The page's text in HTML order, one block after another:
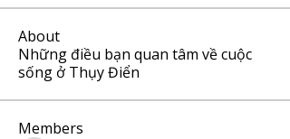
About
Những điều bạn quan tâm về cuộc
sống ở Thụy Điển
Members